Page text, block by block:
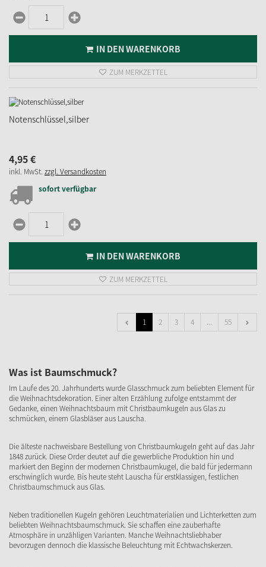
IN DEN WARENKORB
ZUM MERKZETTEL
Notenschlüssel,silber
4,95€
inkl. MwSt. zzgl. Versandkosten
sofort verfügbar
IN DEN WARENKORB
ZUM MERKZETTEL
1 2 3 4 ... 55
Was ist Baumschmuck?
Im Laufe des 20. Jahrhunderts wurde Glasschmuck zum beliebten Element für
die Weihnachtsdekoration. Einer alten Erzählung zufolge entstammt der
Gedanke, einen Weihnachtsbaum mit Christbaumkugeln aus Glas zu
schmücken, einem Glasbläser aus Lauscha.
Die älteste nachweisbare Bestellung von Christbaumkugeln geht auf das Jahr
1848 zurück. Diese Order deutet auf die gewerbliche Produktion hin und
markiert den Beginn der modernen Christbaumkugel, die bald für jedermann
erschwinglich wurde. Bis heute steht Lauscha für erstklassigen, festlichen
Christbaumschmuck aus Glas.
Neben traditionellen Kugeln gehören Leuchtmaterialien und Lichterketten zum
beliebten Weihnachtsbaumschmuck. Sie schaffen eine zauberhafte
Atmosphäre in unzähligen Varianten. Manche Weihnachtsliebhaber
bevorzugen dennoch die klassische Beleuchtung mit Echtwachskerzen.